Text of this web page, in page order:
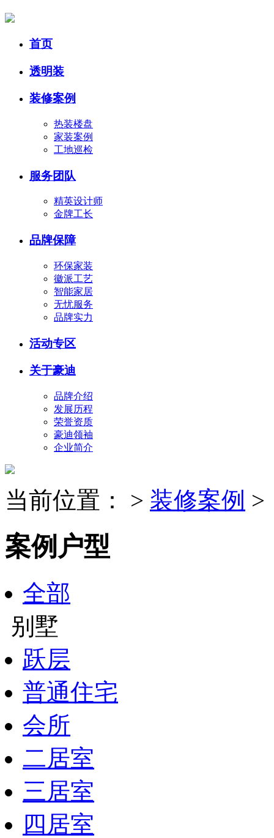
首页
透明装
装修案例
热装楼盘
家装案例
工地巡检
服务团队
精英设计师
金牌工长
品牌保障
环保家装
徽派工艺
智能家居
无忧服务
品牌实力
活动专区
关于豪迪
品牌介绍
发展历程
荣誉资质
豪迪领袖
企业简介
当前位置： > 装修案例 >
案例户型
全部
别墅
跃层
普通住宅
会所
二居室
三居室
四居室